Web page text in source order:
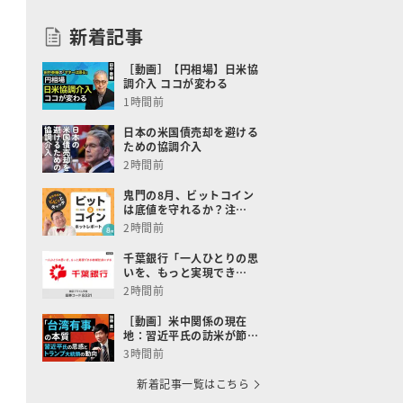
新着記事
［動画］【円相場】日米協
調介入 ココが変わる
1時間前
日本の米国債売却を避ける
ための協調介入
2時間前
鬼門の8月、ビットコイン
は底値を守れるか？注…
2時間前
千葉銀行「一人ひとりの思
いを、もっと実現でき…
2時間前
［動画］米中関係の現在
地：習近平氏の訪米が節…
3時間前
新着記事一覧はこちら